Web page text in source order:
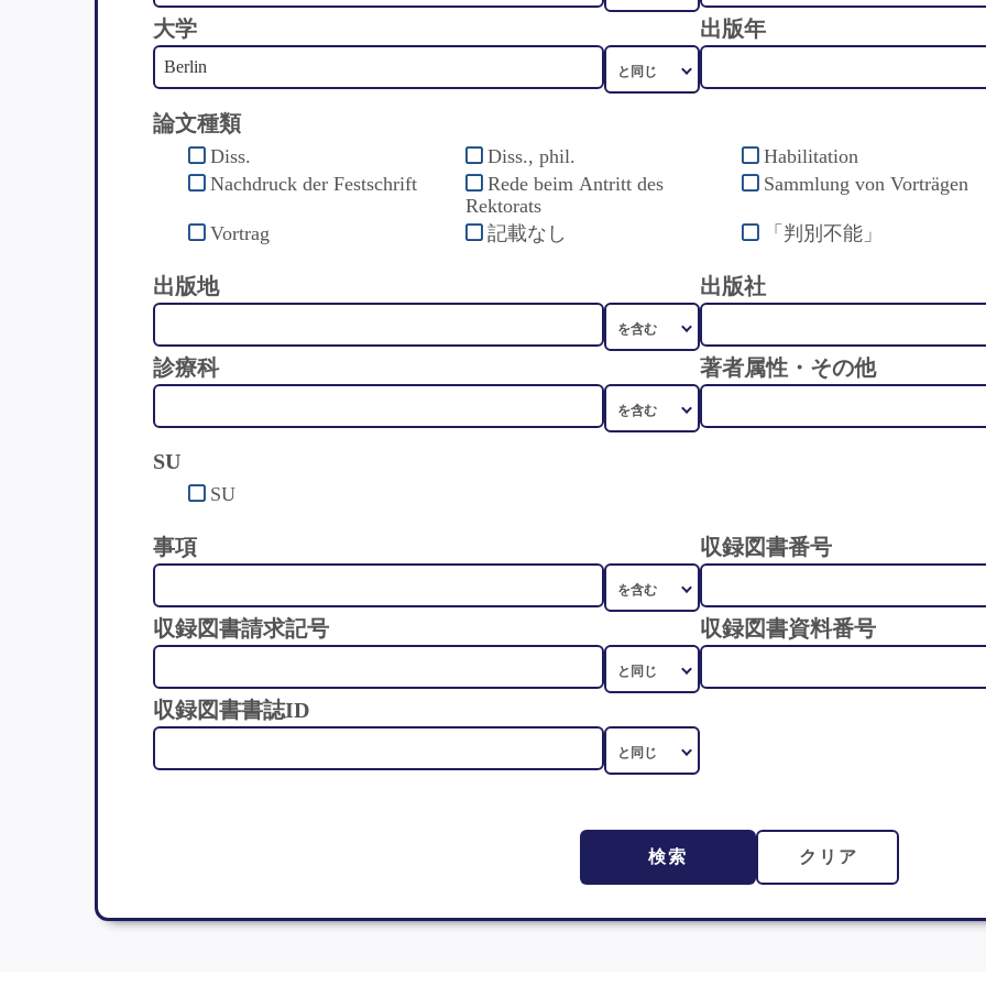
大学 出版年
論文種類
Diss. Diss., phil.
Habilitation
Nachdruck der Festschrift
Rede beim Antritt des
Rektorats
Sammlung von Vorträgen
Vortrag 記載なし 「判別不能」
出版地 出版社
診療科 著者属性・その他
SU
SU
事項 収録図書番号
収録図書請求記号 収録図書資料番号
収録図書書誌ID
検索 クリア